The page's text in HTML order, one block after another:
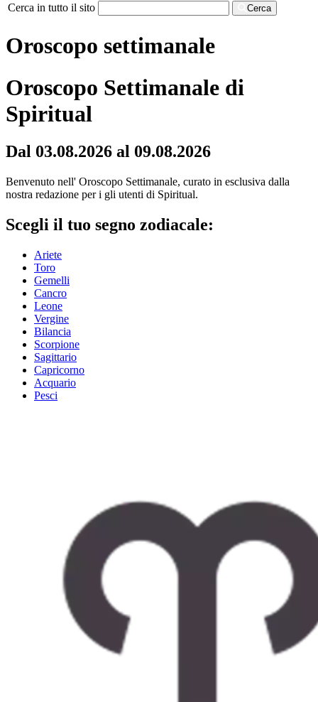
Cerca in tutto il sito Cerca
Oroscopo settimanale
Oroscopo Settimanale di
Spiritual
Dal 03.08.2026 al 09.08.2026
Benvenuto nell' Oroscopo Settimanale, curato in esclusiva dalla
nostra redazione per i gli utenti di Spiritual.
Scegli il tuo segno zodiacale:
Ariete
Toro
Gemelli
Cancro
Leone
Vergine
Bilancia
Scorpione
Sagittario
Capricorno
Acquario
Pesci